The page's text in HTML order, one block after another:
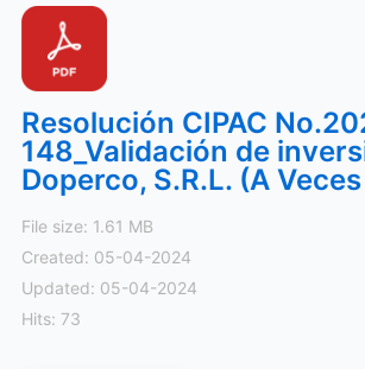
Resolución CIPAC
148_Validación de
Doperco, S.R.L. (A
File size: 1.61 MB
Created: 05-04-2024
Updated: 05-04-2024
Hits: 73